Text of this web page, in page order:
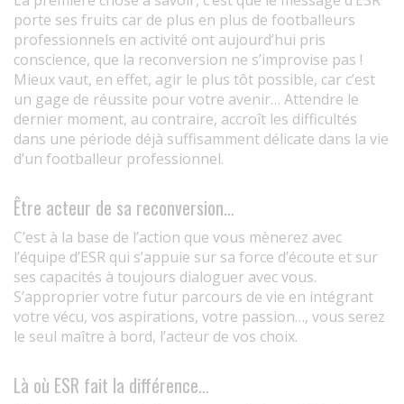
porte ses fruits car de plus en plus de footballeurs
professionnels en activité ont aujourd’hui pris
conscience, que la reconversion ne s’improvise pas !
Mieux vaut, en effet, agir le plus tôt possible, car c’est
un gage de réussite pour votre avenir… Attendre le
dernier moment, au contraire, accroît les difficultés
dans une période déjà suffisamment délicate dans la vie
d’un footballeur professionnel.
Être acteur de sa reconversion…
C’est à la base de l’action que vous mènerez avec
l’équipe d’ESR qui s’appuie sur sa force d’écoute et sur
ses capacités à toujours dialoguer avec vous.
S’approprier votre futur parcours de vie en intégrant
votre vécu, vos aspirations, votre passion…, vous serez
le seul maître à bord, l’acteur de vos choix.
Là où ESR fait la différence…